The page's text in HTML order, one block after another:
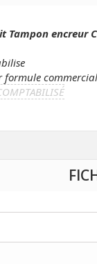
encreur
formule